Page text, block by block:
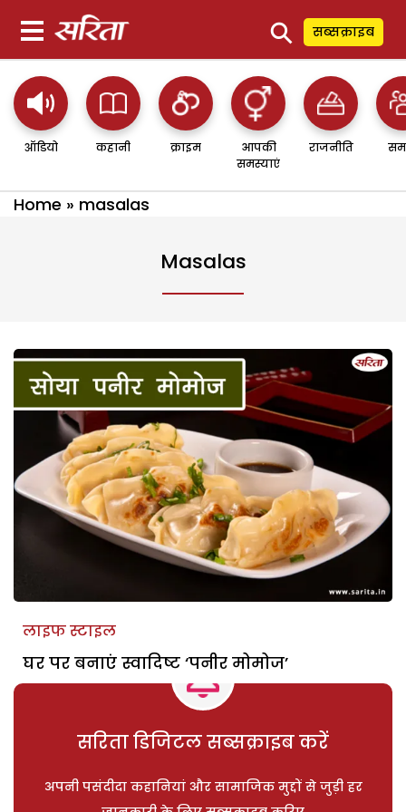
⚲ सब्सक्राइब
ऑडियो कहानी क्राइम
आपकी
समस्याएं
राजनीति
Home » masalas
Masalas
लाइफ स्टाइल
घर पर बनाएं स्वादिष्ट ‘पनीर मोमोज’
सरिता डिजिटल सब्सक्राइब करें
अपनी पसंदीदा कहानियां और सामाजिक मुद्दों से जुड़ी हर